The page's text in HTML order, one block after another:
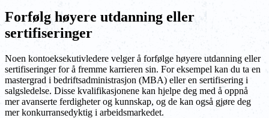
Forfølg høyere utdanning eller
sertifiseringer
Noen kontoeksekutivledere velger å forfølge høyere utdanning eller
sertifiseringer for å fremme karrieren sin. For eksempel kan du ta en
mastergrad i bedriftsadministrasjon (MBA) eller en sertifisering i
salgsledelse. Disse kvalifikasjonene kan hjelpe deg med å oppnå
mer avanserte ferdigheter og kunnskap, og de kan også gjøre deg
mer konkurransedyktig i arbeidsmarkedet.